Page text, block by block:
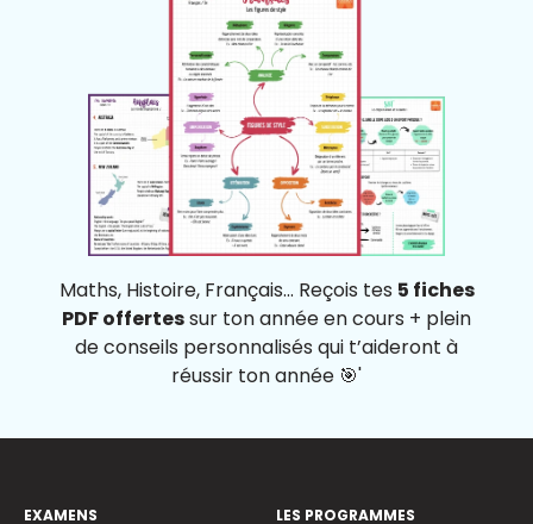
Maths, Histoire, Français... Reçois tes 5 fiches
PDF offertessur ton année en cours + plein
de conseils personnalisés qui t’aideront à
réussir ton année 🎯'
EXAMENS
LES PROGRAMMES